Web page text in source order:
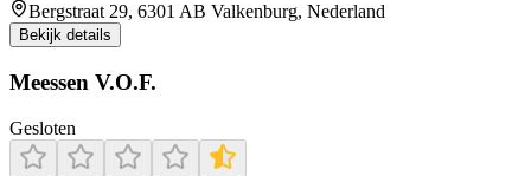
Bergstraat 29, 6301 AB Valkenburg, Nederland
Bekijk details
Meessen V.O.F.
Gesloten